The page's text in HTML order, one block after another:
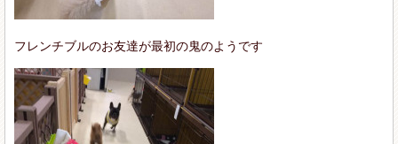
フレンチブルのお友達が最初の鬼のようです